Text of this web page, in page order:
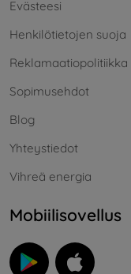
Evästeesi
Henkilötietojen suoja
Reklamaatiopolitiikka
Sopimusehdot
Blog
Yhteystiedot
Vihreä energia
Mobiilisovellus